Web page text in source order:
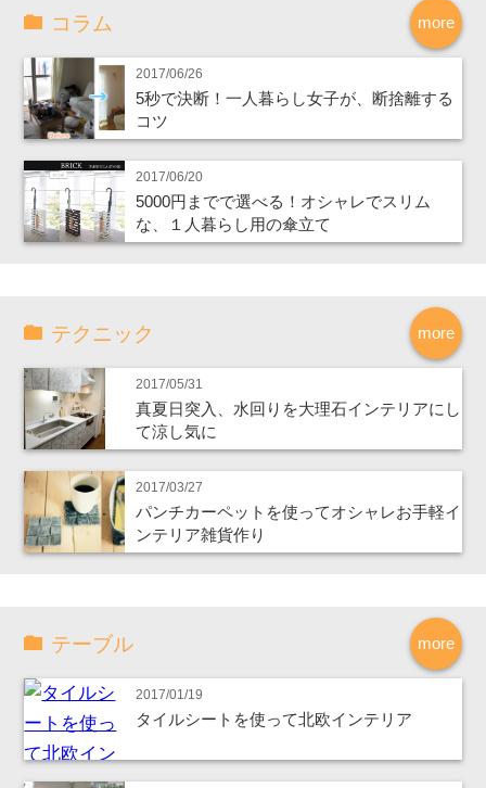
more
コラム
2017/06/26
5秒で決断！一人暮らし女子が、断捨離する
コツ
2017/06/20
5000円までで選べる！オシャレでスリム
な、１人暮らし用の傘立て
more
テクニック
2017/05/31
真夏日突入、水回りを大理石インテリアにし
て涼し気に
2017/03/27
パンチカーペットを使ってオシャレお手軽イ
ンテリア雑貨作り
more
テーブル
2017/01/19
タイルシートを使って北欧インテリア